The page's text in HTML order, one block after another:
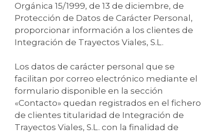
Orgánica 15/1999, de 13 de diciembre, de
Protección de Datos de Carácter Personal,
proporcionar información a los clientes de
Integración de Trayectos Viales, S.L.
Los datos de carácter personal que se
facilitan por correo electrónico mediante el
formulario disponible en la sección
«Contacto» quedan registrados en el fichero
de clientes titularidad de Integración de
Trayectos Viales, S.L. con la finalidad de